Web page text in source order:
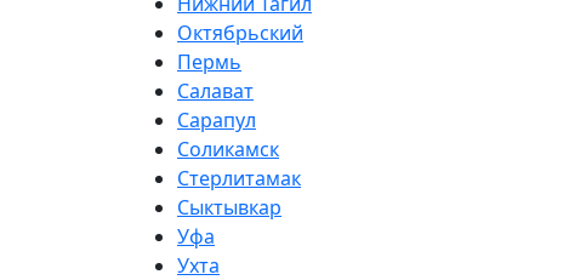
Октябрьский
Пермь
Салават
Сарапул
Соликамск
Стерлитамак
Сыктывкар
Уфа
Ухта